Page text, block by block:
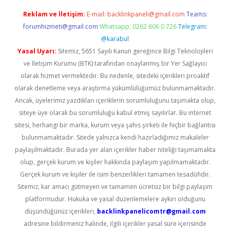
Reklam ve İletişim: E-mail: backlinkpaneli@gmail.com Teams:
forumhizmeti@gmail.com Whatsapp: 0262 606 0 726 Telegram:
@karabul
Yasal Uyarı: Sitemiz, 5651 Sayılı Kanun gereğince Bilgi Teknolojileri
ve İletişim Kurumu (BTK) tarafından onaylanmış bir Yer Sağlayıcı
olarak hizmet vermektedir. Bu nedenle, sitedeki içerikleri proaktif
olarak denetleme veya araştırma yükümlülüğümüz bulunmamaktadır.
Ancak, üyelerimiz yazdıkları içeriklerin sorumluluğunu taşımakta olup,
siteye üye olarak bu sorumluluğu kabul etmiş sayılırlar. Bu internet
sitesi, herhangi bir marka, kurum veya şahıs şirketi ile hiçbir bağlantısı
bulunmamaktadır. Sitede yalnızca kendi hazırladığımız makaleler
paylaşılmaktadır. Burada yer alan içerikler haber niteliği taşımamakta
olup, gerçek kurum ve kişiler hakkında paylaşım yapılmamaktadır.
Gerçek kurum ve kişiler ile isim benzerlikleri tamamen tesadüfidir.
Sitemiz, kar amacı gütmeyen ve tamamen ücretsiz bir bilgi paylaşım
platformudur. Hukuka ve yasal düzenlemelere aykırı olduğunu
düşündüğünüz içerikleri, backlinkpanelicomtr@gmail.com
adresine bildirmeniz halinde, ilgili içerikler yasal süre içerisinde